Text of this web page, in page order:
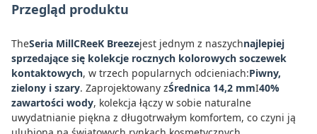
Przegląd produktu
TheSeria MillCReeK Breezejest jednym z naszychnajlepiej
sprzedające się kolekcje rocznych kolorowych soczewek
kontaktowych, w trzech popularnych odcieniach:Piwny,
zielony i szary. Zaprojektowany zŚrednica 14,2 mmI40%
zawartości wody, kolekcja łączy w sobie naturalne
uwydatnianie piękna z długotrwałym komfortem, co czyni ją